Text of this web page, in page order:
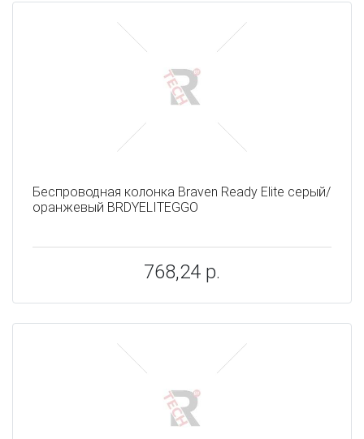
Беспроводная колонка Braven Ready Elite серый/
оранжевый BRDYELITEGGO
768,24 р.